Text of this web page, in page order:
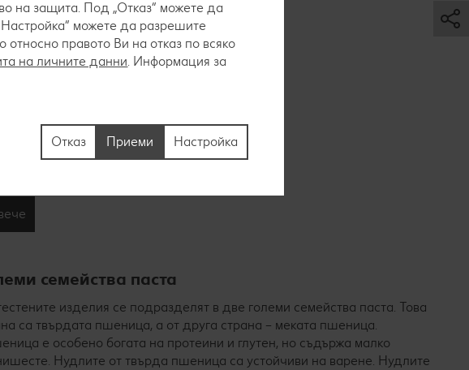
от пълнозърнест грис от
и вода. Не са нужни
се като нудлите от
семейства паста
изделия се подразделят в две големи семейства паста. Това
са твърдата пшеница, а от друга страна – меката пшеница.
е особено богата на протеини и глутен, но съдържа малко
Нудлите от твърда пшеница са устойчиви на варене. Нудлите
на защита. Под „Отказ“ можете да
можете да разрешите
правото Ви на отказ по всяко
на личните данни. Информация за
Настройка
Отказ Приеми